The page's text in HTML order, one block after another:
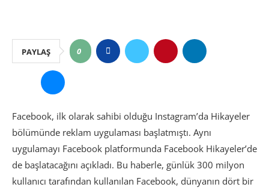
PAYLAŞ 0
Facebook, ilk olarak sahibi olduğu Instagram’da Hikayeler
bölümünde reklam uygulaması başlatmıştı. Aynı
uygulamayı Facebook platformunda Facebook Hikayeler’de
de başlatacağını açıkladı. Bu haberle, günlük 300 milyon
kullanıcı tarafından kullanılan Facebook, dünyanın dört bir